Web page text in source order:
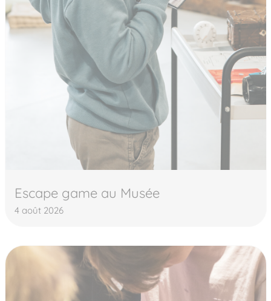
Escape game au Musée
4 août 2026